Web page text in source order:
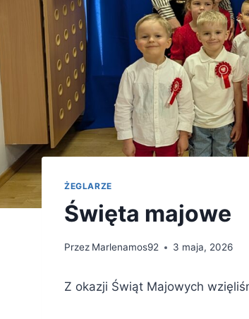
ŻEGLARZE
Święta majowe
Przez Marlenamos92 3 maja, 2026
Z okazji Świąt Majowych